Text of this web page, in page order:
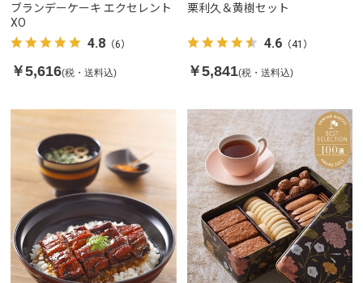
ブランデーケーキ エクセレント
XO
4.8 （6）
￥5,616(税・送料込)
栗利久＆黄樹セット
4.6（41）
￥5,841(税・送料込)